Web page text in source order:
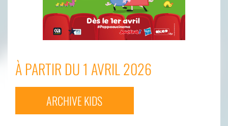
À PARTIR DU 1 AVRIL 2026
ARCHIVE KIDS